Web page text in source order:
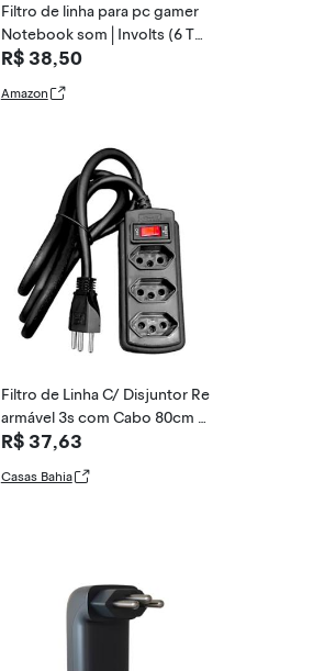
Filtro de linha para pc gamer
Notebook som | Involts (6 TO
MADAS)
R$ 38,50
Amazon
Filtro de Linha C/ Disjuntor Re
armável 3s com Cabo 80cm P
reto
R$ 37,63
Casas Bahia